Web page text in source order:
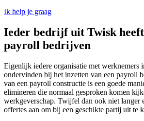
Ik help je graag
Ieder bedrijf uit Twisk
payroll bedrijven
Eigenlijk iedere organisatie met werknemers
ondervinden bij het inzetten van een payroll
van een payroll constructie is een goede
elimineren die normaal gesproken komen
werkgeverschap. Twijfel dan ook niet langer
offertes aan om bij een geschikte partij uit te